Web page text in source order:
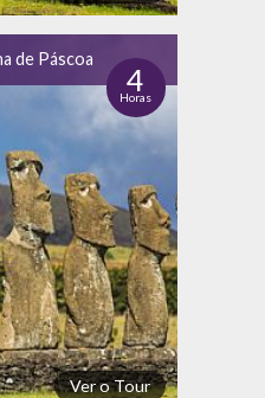
de Páscoa
4
Horas
Ver o Tour